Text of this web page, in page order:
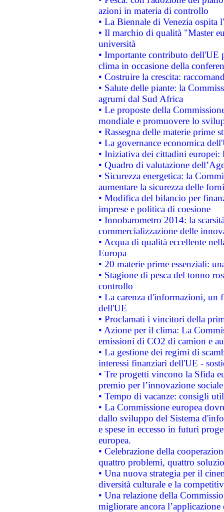
azioni in materia di controllo
• La Biennale di Venezia ospita
• Il marchio di qualità "Master
università
• Importante contributo dell'UE
clima in occasione della
• Costruire la crescita:
• Salute delle piante: la
agrumi dal Sud Africa
• Le proposte della
mondiale e promuovere lo
• Rassegna delle materie prime
• La governance economica
• Iniziativa dei cittadini
• Quadro di valutazione
• Sicurezza energetica: la
aumentare la sicurezza delle
• Modifica del bilancio per
imprese e politica di coesione
• Innobarometro 2014: la
commercializzazione delle
• Acqua di qualità eccellente
Europa
• 20 materie prime essenziali:
• Stagione di pesca del tonno
controllo
• La carenza d'informazioni, un
dell'UE
• Proclamati i vincitori della
• Azione per il clima: La
emissioni di CO2 di camion e
• La gestione dei regimi di
interessi finanziari dell'UE -
• Tre progetti vincono la Sfida
premio per l’innovazione sociale
• Tempo di vacanze: consigli
• La Commissione europea
dallo sviluppo del Sistema
e spese in eccesso in futuri
europea.
• Celebrazione della
quattro problemi, quattro
• Una nuova strategia per il
diversità culturale e la
• Una relazione della
migliorare ancora